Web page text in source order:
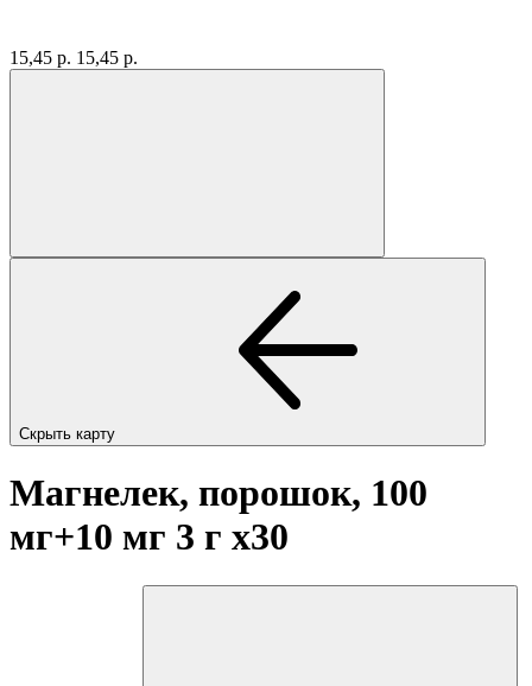
15,45 р. 15,45 р.
Скрыть карту
Магнелек, порошок, 100
мг+10 мг 3 г x30